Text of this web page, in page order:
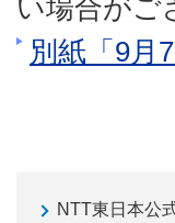
い場合がご
別紙「9月
NTT東日本公